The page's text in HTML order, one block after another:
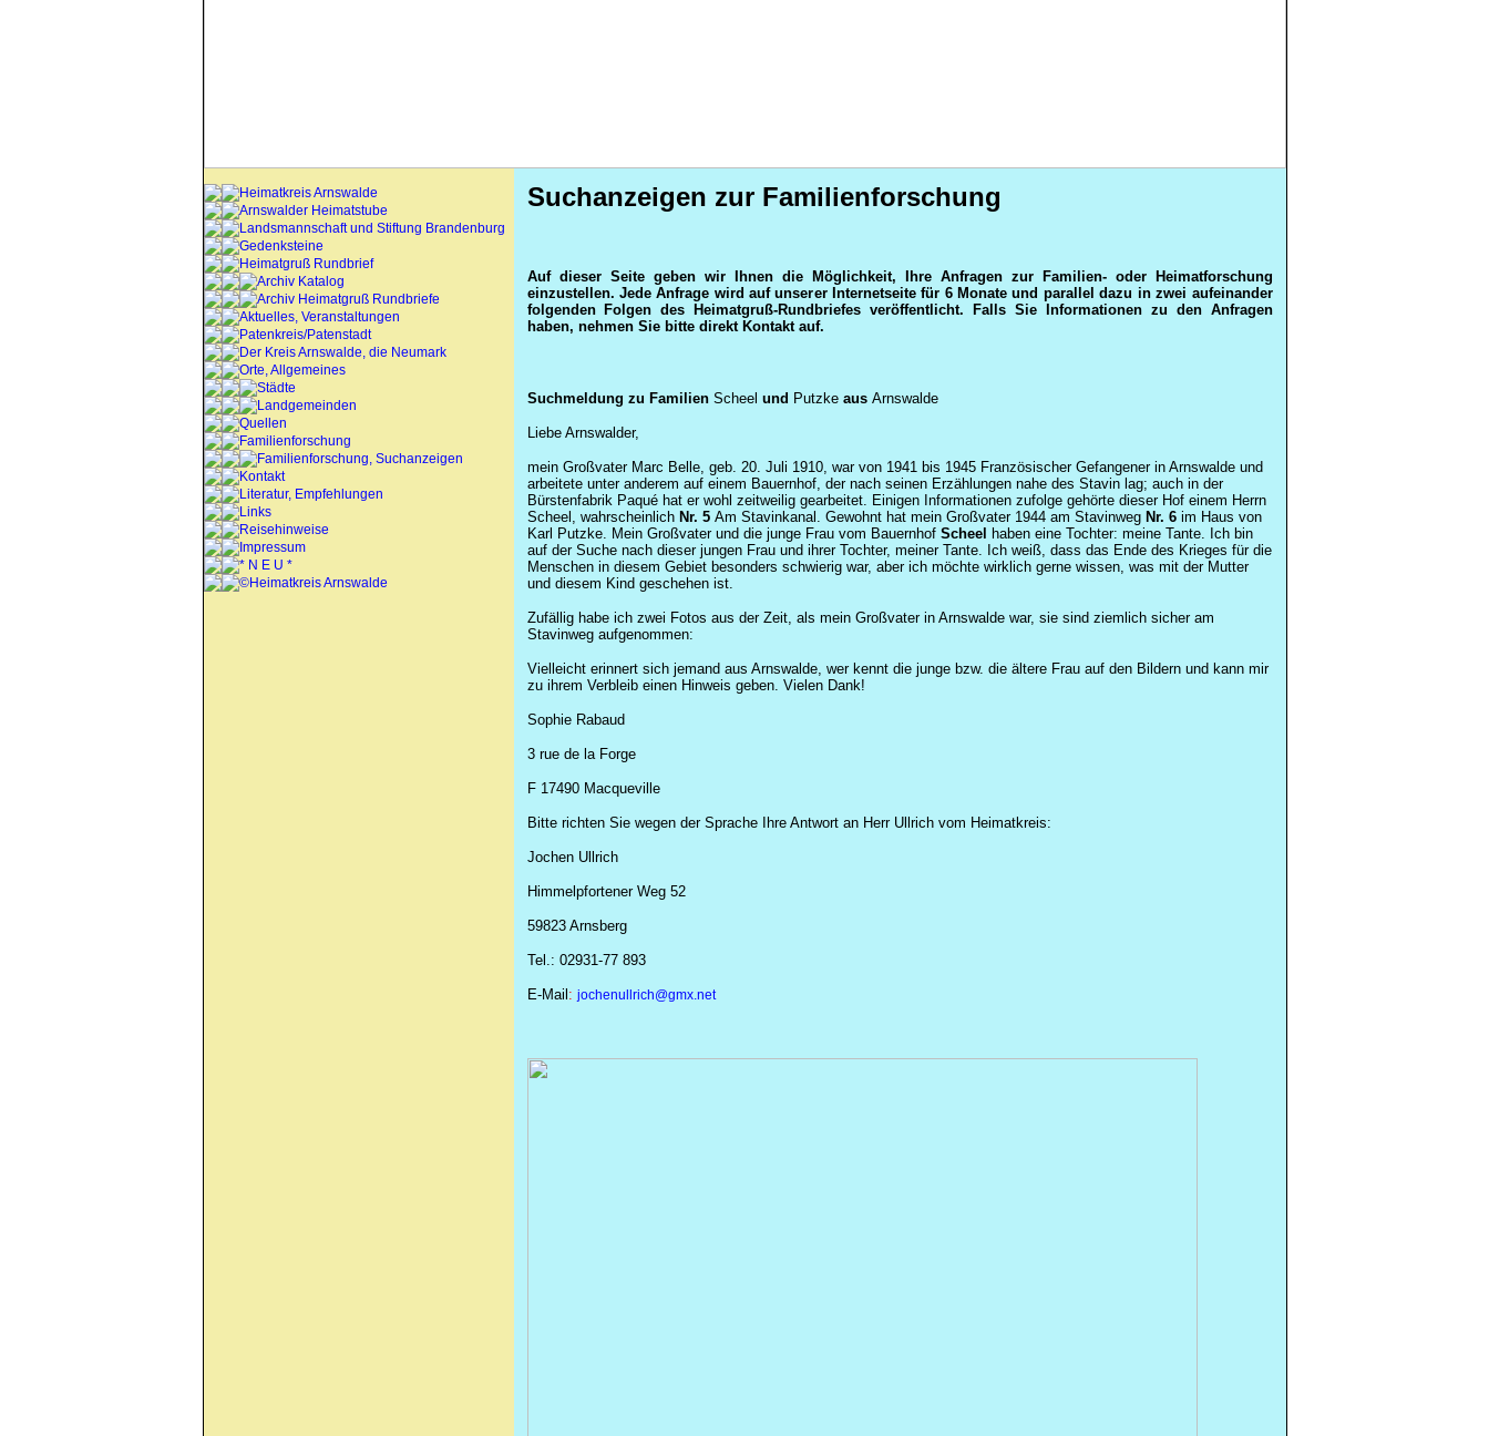
Heimatkreis Arnswalde
Arnswalder Heimatstube
Landsmannschaft und Stiftung Brandenburg
Gedenksteine
Heimatgruß Rundbrief
Archiv Katalog
Archiv Heimatgruß Rundbriefe
Aktuelles, Veranstaltungen
Patenkreis/Patenstadt
Der Kreis Arnswalde, die Neumark
Orte, Allgemeines
Städte
Landgemeinden
Quellen
Familienforschung
Familienforschung, Suchanzeigen
Kontakt
Literatur, Empfehlungen
Links
Reisehinweise
Impressum
* N E U *
©Heimatkreis Arnswalde
Suchanzeigen zur Familienforschung
Auf dieser Seite geben wir Ihnen die Möglichkeit, Ihre Anfragen zur Familien- oder Heimatforschung
einzustellen. Jede Anfrage wird auf unserer Internetseite für 6 Monate und parallel dazu in zwei aufeinander
folgenden Folgen des Heimatgruß-Rundbriefes veröffentlicht. Falls Sie Informationen zu den Anfragen
haben, nehmen Sie bitte direkt Kontakt auf.
Suchmeldung zu Familien Scheel und Putzkeaus Arnswalde
Liebe Arnswalder,
mein Großvater Marc Belle, geb. 20. Juli 1910, war von 1941 bis 1945 Französischer Gefangenerin Arnswaldeund
arbeitete unter anderem auf einem Bauernhof, der nach seinen Erzählungen nahe des Stavinlag; auch in der
Bürstenfabrik Paqué hat er wohl zeitweilig gearbeitet. Einigen Informationen zufolge gehörte dieser Hof einem Herrn
Scheel , wahrscheinlich Nr. 5 Am Stavinkanal . Gewohnt hat mein Großvater 1944 am StavinwegNr. 6im Haus von
Karl Putzke. Mein Großvater und die junge Frau vom Bauernhof Scheel
haben eine Tochter: meine Tante. Ich bin
auf der Suche nach dieser jungen Frau und ihrer Tochter, meiner Tante. Ich weiß, dass das Ende des Krieges für die
Menschen in diesem Gebiet besonders schwierig war, aber ich möchte wirklich gerne wissen, was mit der Mutter
und diesem Kind geschehen ist.
Zufällig habe ich zwei Fotos aus der Zeit, als mein Großvater in Arnswalde war, sie sind ziemlich sicher am
Stavinweg aufgenommen:
Vielleicht erinnert sich jemand aus Arnswalde, wer kennt die junge bzw. die ältere Frau auf den Bildern und kann mir
zu ihrem Verbleib einen Hinweis geben. Vielen Dank!
Sophie Rabaud
3 rue de la Forge
F 17490 Macqueville
Bitte richten Sie wegen der Sprache Ihre Antwort an Herr Ullrich vom Heimatkreis:
Jochen Ullrich
Himmelpfortener Weg 52
59823 Arnsberg
Tel.: 02931-77 893
E-Mail : jochenullrich@gmx.net